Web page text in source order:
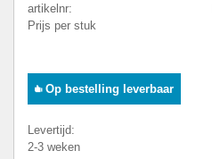
artikelnr:
Prijs per stuk
Op bestelling leverbaar
Levertijd:
2-3 weken